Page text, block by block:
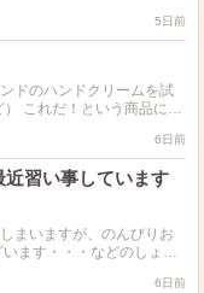
5日前
ドのハンドクリームを試
これだ！という商品に出
る…
6日前
習い事しています
まいますが、のんびりお
ます・・・などのしょう
？（何をす…
6日前